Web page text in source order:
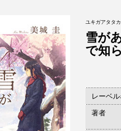
ユキガアタタ
雪が
で知
レーベル
著者